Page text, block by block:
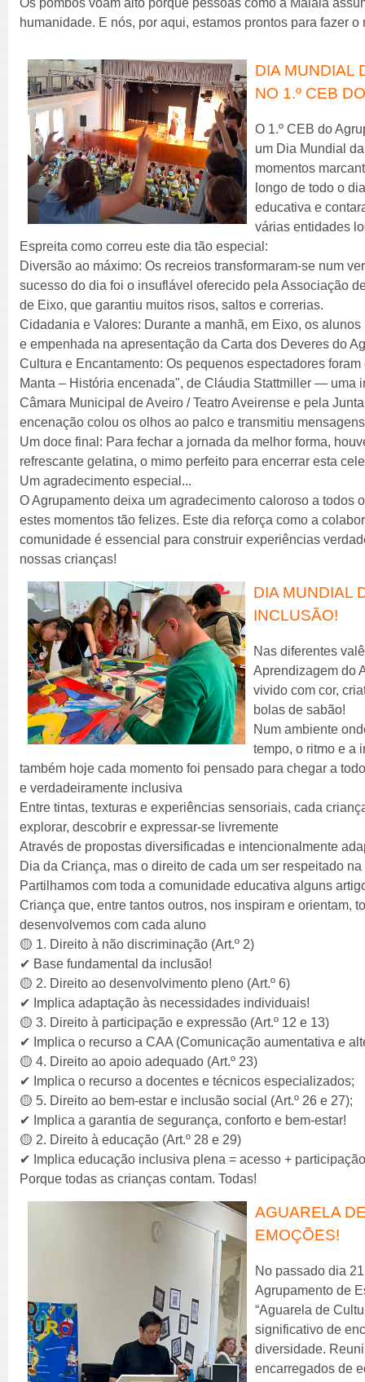
Os pombos voam alto porque pessoas como a Malala
humanidade. E nós, por aqui, estamos prontos para fazer
DIA MUNDIAL
NO 1.º CEB
O 1.º CEB do
um Dia Mundial
momentos
longo de todo o
educativa e
várias entidades
Espreita como correu este dia tão especial:
Diversão ao máximo: Os recreios transformaram-se num
sucesso do dia foi o insuflável oferecido pela Associação
de Eixo, que garantiu muitos risos, saltos e correrias.
Cidadania e Valores: Durante a manhã, em Eixo, os
e empenhada na apresentação da Carta dos Deveres do
Cultura e Encantamento: Os pequenos espectadores
Manta – História encenada", de Cláudia Stattmiller — uma
Câmara Municipal de Aveiro / Teatro Aveirense e pela
encenação colou os olhos ao palco e transmitiu
Um doce final: Para fechar a jornada da melhor forma,
refrescante gelatina, o mimo perfeito para encerrar esta
Um agradecimento especial...
O Agrupamento deixa um agradecimento caloroso a todos
estes momentos tão felizes. Este dia reforça como a
comunidade é essencial para construir experiências
nossas crianças!
DIA MUNDIAL
INCLUSÃO!
Nas diferentes
Aprendizagem do
vivido com cor,
bolas de sabão!
Num ambiente
tempo, o ritmo e a
também hoje cada momento foi pensado para chegar a
e verdadeiramente inclusiva
Entre tintas, texturas e experiências sensoriais, cada
explorar, descobrir e expressar-se livremente
Através de propostas diversificadas e intencionalmente
Dia da Criança, mas o direito de cada um ser respeitado
Partilhamos com toda a comunidade educativa alguns
Criança que, entre tantos outros, nos inspiram e orientam,
desenvolvemos com cada aluno
🟡 1. Direito à não discriminação (Art.º 2)
✔ Base fundamental da inclusão!
🟡 2. Direito ao desenvolvimento pleno (Art.º 6)
✔ Implica adaptação às necessidades individuais!
🟡 3. Direito à participação e expressão (Art.º 12 e 13)
✔ Implica o recurso a CAA (Comunicação aumentativa e
🟡 4. Direito ao apoio adequado (Art.º 23)
✔ Implica o recurso a docentes e técnicos especializados;
🟡 5. Direito ao bem-estar e inclusão social (Art.º 26 e 27);
✔ Implica a garantia de segurança, conforto e bem-estar!
🟡 2. Direito à educação (Art.º 28 e 29)
✔ Implica educação inclusiva plena = acesso +
Porque todas as crianças contam. Todas!
AGUARELA
EMOÇÕES!
No passado dia
Agrupamento de
“Aguarela de
significativo de
diversidade.
encarregados de